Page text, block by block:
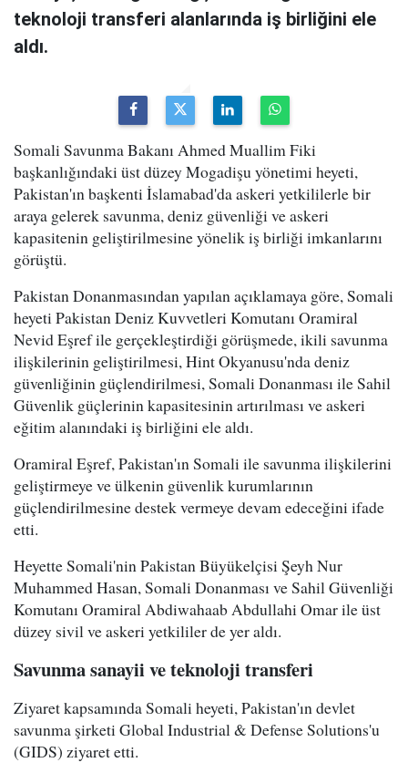
teknoloji transferi alanlarında iş birliğini ele
aldı.
Somali Savunma Bakanı Ahmed Muallim Fiki
başkanlığındaki üst düzey Mogadişu yönetimi heyeti,
Pakistan'ın başkenti İslamabad'da askeri yetkililerle bir
araya gelerek savunma, deniz güvenliği ve askeri
kapasitenin geliştirilmesine yönelik iş birliği imkanlarını
görüştü.
Pakistan Donanmasından yapılan açıklamaya göre, Somali
heyeti Pakistan Deniz Kuvvetleri Komutanı Oramiral
Nevid Eşref ile gerçekleştirdiği görüşmede, ikili savunma
ilişkilerinin geliştirilmesi, Hint Okyanusu'nda deniz
güvenliğinin güçlendirilmesi, Somali Donanması ile Sahil
Güvenlik güçlerinin kapasitesinin artırılması ve askeri
eğitim alanındaki iş birliğini ele aldı.
Oramiral Eşref, Pakistan'ın Somali ile savunma ilişkilerini
geliştirmeye ve ülkenin güvenlik kurumlarının
güçlendirilmesine destek vermeye devam edeceğini ifade
etti.
Heyette Somali'nin Pakistan Büyükelçisi Şeyh Nur
Muhammed Hasan, Somali Donanması ve Sahil Güvenliği
Komutanı Oramiral Abdiwahaab Abdullahi Omar ile üst
düzey sivil ve askeri yetkililer de yer aldı.
Savunma sanayii ve teknoloji transferi
Ziyaret kapsamında Somali heyeti, Pakistan'ın devlet
savunma şirketi Global Industrial & Defense Solutions'u
(GIDS) ziyaret etti.